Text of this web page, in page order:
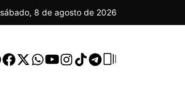
sábado, 8 de agosto de 2026